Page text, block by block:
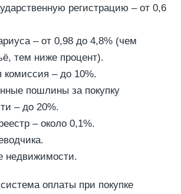
регистрацию – от 0,6
– от 0,98 до 4,8% (чем
тем ниже процент).
комиссия – до 10%.
пошлины за покупку
– до 20%.
– около 0,1%.
недвижимости.
оплаты при покупке